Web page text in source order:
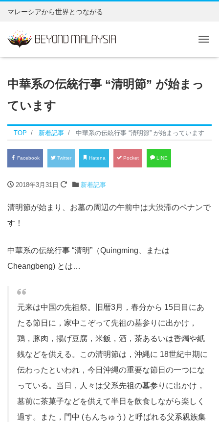
マレーシアから世界とつながる
中華系の伝統行事 “清明節” が始まっ
ています
TOP 新着記事 中華系の伝統行事 “清明節” が始まっています
Facebook Twitter Hatena Pocket LINE
2018年3月31日 新着記事
清明節が始まり、お墓の周辺の午前中は大渋滞のペナンで
す！
中華系の伝統行事 “清明”（Quingming、または
Cheangbeng) とは…
元来は中国の先祖祭。旧暦3月，春分から 15日目にあ
たる節日に，家中こぞって先祖の墓参りに出かけ，
鶏，豚肉，揚げ豆腐，米飯，酒，茶あるいは香燭や紙
銭などを供える。この清明節は，沖縄に 18世紀中期に
伝わったといわれ，今日沖縄の重要な節日の一つにな
っている。当日，人々は父系先祖の墓参りに出かけ，
墓前に茶菓子などを供えて半日を飲食しながら楽しく
過す。また，門中 (もんちゅう) と呼ばれる父系親族集